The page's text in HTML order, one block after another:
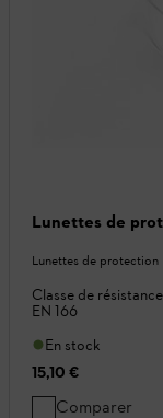
Lunettes de
Lunettes de protection
Classe de
EN 166
En stock
15,10 €
Comparer